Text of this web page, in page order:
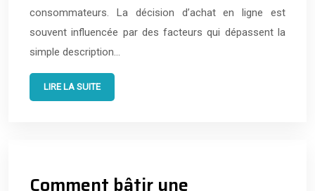
consommateurs. La décision d’achat en ligne est
souvent influencée par des facteurs qui dépassent la
simple description…
LIRE LA SUITE
Comment bâtir une